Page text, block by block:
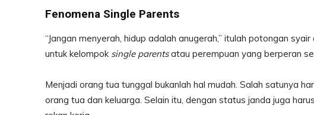
Fenomena Single Parents
“Jangan menyerah, hidup adalah anugerah,” itulah potongan
untuk kelompok single parentsatau perempuan yang berperan
Menjadi orang tua tunggal bukanlah hal mudah. Salah satunya
orang tua dan keluarga. Selain itu, dengan status janda juga